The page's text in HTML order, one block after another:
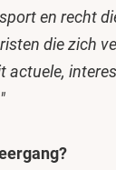
en recht
die zich
actuele,